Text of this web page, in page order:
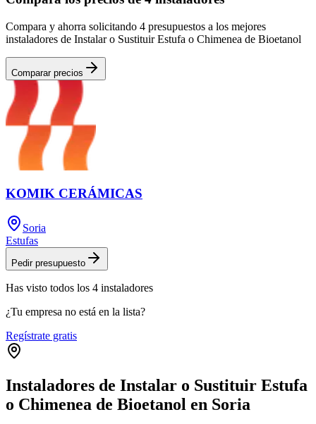
Compara y ahorra solicitando 4 presupuestos a los mejores
instaladores de Instalar o Sustituir Estufa o Chimenea de Bioetanol
Comparar precios
KOMIK CERÁMICAS
Soria
Estufas
Pedir presupuesto
Has visto todos los 4 instaladores
¿Tu empresa no está en la lista?
Regístrate gratis
Instaladores de Instalar o Sustituir Estufa
o Chimenea de Bioetanol en Soria